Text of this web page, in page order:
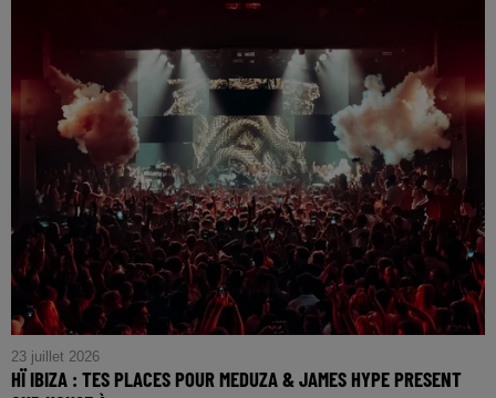
23 juillet 2026
HÏ IBIZA : TES PLACES POUR MEDUZA & JAMES HYPE PRESENT